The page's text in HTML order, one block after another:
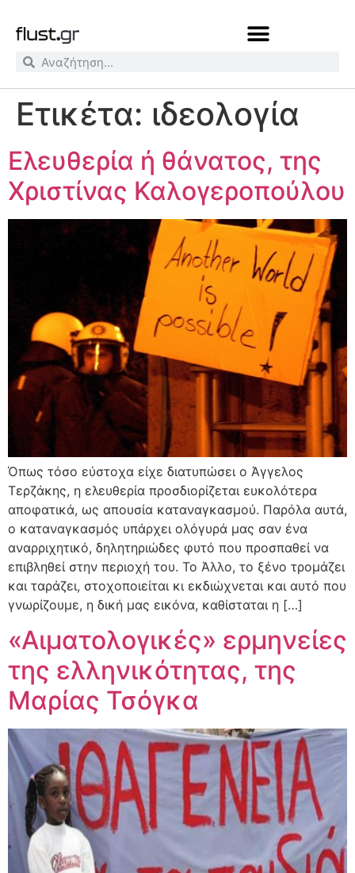
Ετικέτα: ιδεολογία
Ελευθερία ή θάνατος, της
Χριστίνας Καλογεροπούλου
Όπως τόσο εύστοχα είχε διατυπώσει ο Άγγελος
Τερζάκης, η ελευθερία προσδιορίζεται ευκολότερα
αποφατικά, ως απουσία καταναγκασμού. Παρόλα αυτά,
ο καταναγκασμός υπάρχει ολόγυρά μας σαν ένα
αναρριχητικό, δηλητηριώδες φυτό που προσπαθεί να
επιβληθεί στην περιοχή του. Το Άλλο, το ξένο τρομάζει
και ταράζει, στοχοποιείται κι εκδιώχνεται και αυτό που
γνωρίζουμε, η δική μας εικόνα, καθίσταται η […]
«Αιματολογικές» ερμηνείες
της ελληνικότητας, της
Μαρίας Τσόγκα